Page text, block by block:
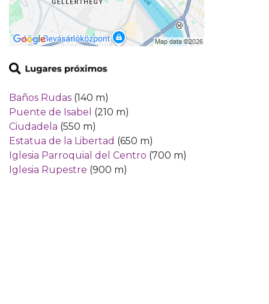
Baños Rudas (140 m)
Puente de Isabel (210 m)
Ciudadela (550 m)
Estatua de la Libertad (650 m)
Iglesia Parroquial del Centro (700 m)
Iglesia Rupestre (900 m)